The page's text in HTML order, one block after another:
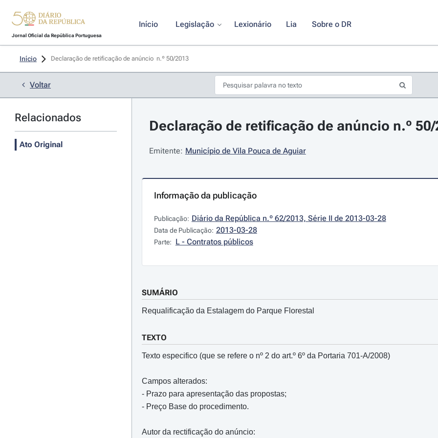
Jornal Oficial da República Portuguesa
Início Legislação Lexionário Lia Sobre o DR
Início Declaração de retificação de anúncio  n.º 50/2013
Voltar
Relacionados
Ato Original
Declaração de retificação de anúncio n.º
Emitente: Município de Vila Pouca de Aguiar
Informação da publicação
Publicação: Diário da República n.º 62/2013, Série II de 2013-03-28
Data de Publicação: 2013-03-28
Parte: L - Contratos públicos
SUMÁRIO
Requalificação da Estalagem do Parque Florestal
TEXTO
Texto especifico (que se refere o nº 2 do art.º 6º da Portaria 701-A/2008)
Campos alterados:
- Prazo para apresentação das propostas;
- Preço Base do procedimento.
Autor da rectificação do anúncio: